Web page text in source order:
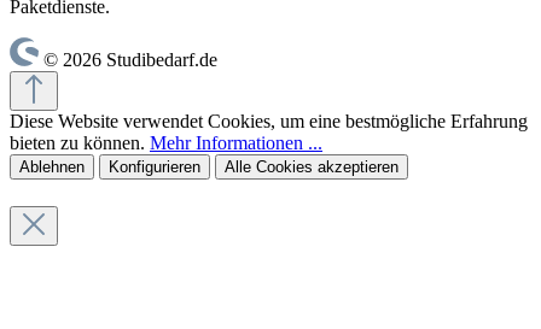
Paketdienste.
© 2026 Studibedarf.de
Diese Website verwendet Cookies, um eine bestmögliche Erfahrung
bieten zu können. Mehr Informationen ...
Ablehnen Konfigurieren Alle Cookies akzeptieren